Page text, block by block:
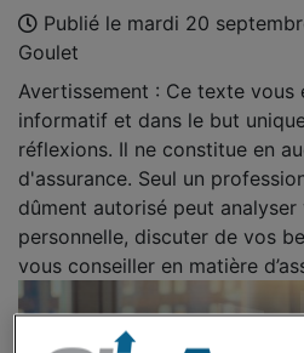
Publié le mardi 20
Goulet
Avertissement : Ce texte
informatif et dans le but
réflexions. Il ne constitue en
d'assurance. Seul un
dûment autorisé peut
personnelle, discuter de vos
vous conseiller en matière